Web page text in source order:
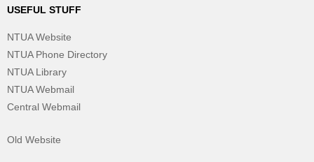
USEFUL STUFF
NTUA Website
NTUA Phone Directory
NTUA Library
NTUA Webmail
Central Webmail
Old Website